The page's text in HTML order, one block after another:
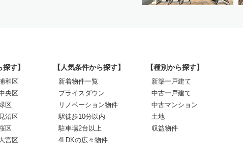
探す】
和区
央区
区
沼区
区
宮区
【人気条件から探す】
新着物件一覧
プライスダウン
リノベーション物件
駅徒歩10分以内
駐車場2台以上
4LDKの広々物件
【種別から探す】
新築一戸建て
中古一戸建て
中古マンション
土地
収益物件